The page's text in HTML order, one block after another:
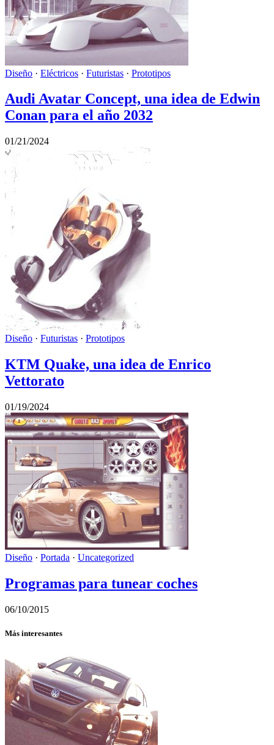
Diseño · Eléctricos · Futuristas · Prototipos
Audi Avatar Concept, una idea de Edwin
Conan para el año 2032
01/21/2024
Diseño · Futuristas · Prototipos
KTM Quake, una idea de Enrico
Vettorato
01/19/2024
Diseño · Portada · Uncategorized
Programas para tunear coches
06/10/2015
Más interesantes